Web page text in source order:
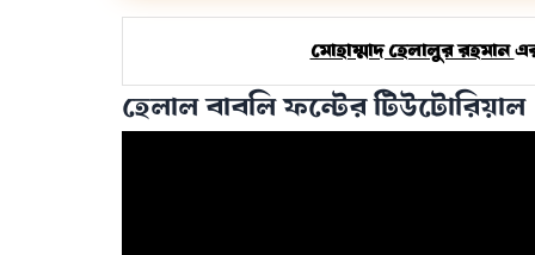
মোহাম্মাদ হেলালুর রহমান
হেলাল বাবলি ফন্টের টিউটোরিয়াল